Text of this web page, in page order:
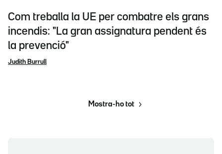
Com treballa la UE per combatre els grans
incendis: "La gran assignatura pendent és
la prevenció"
Judith Burrull
Mostra-ho tot